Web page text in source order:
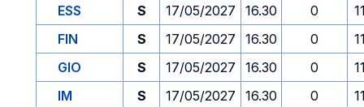
ESS
S 17/05/2027 16.30 0
FIN
S 17/05/2027 16.30 0
GIO
S 17/05/2027 16.30 0
IM
S 17/05/2027 16.30 0